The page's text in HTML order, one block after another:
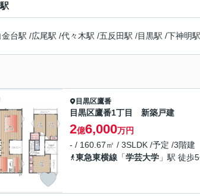
金台駅 /広尾駅 /代々木駅 /五反田駅 /目黒駅 /下神明駅
目黒区鷹番
目黒区鷹番1丁目 新築戸建
2億6,000万円
- / 160.67㎡ / 3SLDK /予定 /3階建
東急東横線 「学芸大学 」駅 徒歩